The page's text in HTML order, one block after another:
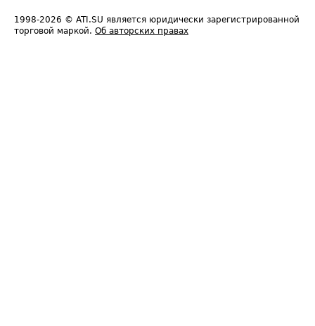
1998-2026 © ATI.SU является юридически зарегистрированной
торговой маркой. Об авторских правах